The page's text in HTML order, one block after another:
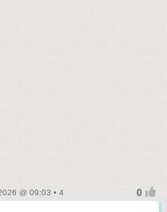
@ 09:03 • 4